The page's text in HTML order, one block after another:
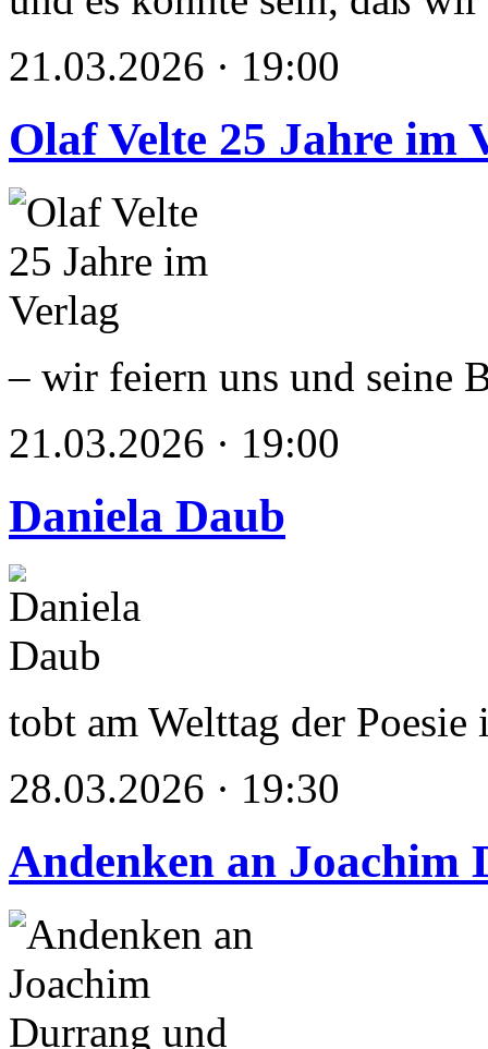
21.03.2026 · 19:00
Olaf Velte 25 Jahre im
– wir feiern uns und seine
21.03.2026 · 19:00
Daniela Daub
tobt am Welttag der Poesie
28.03.2026 · 19:30
Andenken an Joachim